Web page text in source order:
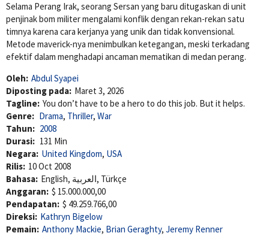
Selama Perang Irak, seorang Sersan yang baru ditugaskan di unit
penjinak bom militer mengalami konflik dengan rekan-rekan satu
timnya karena cara kerjanya yang unik dan tidak konvensional.
Metode maverick-nya menimbulkan ketegangan, meski terkadang
efektif dalam menghadapi ancaman mematikan di medan perang.
Oleh: Abdul Syapei
Diposting pada: Maret 3, 2026
Tagline: You don’t have to be a hero to do this job. But it helps.
Genre: Drama, Thriller, War
Tahun: 2008
Durasi: 131 Min
Negara: United Kingdom, USA
Rilis: 10 Oct 2008
Bahasa:
English, العربية, Türkçe
Anggaran: $ 15.000.000,00
Pendapatan: $ 49.259.766,00
Direksi: Kathryn Bigelow
Pemain: Anthony Mackie, Brian Geraghty, Jeremy Renner